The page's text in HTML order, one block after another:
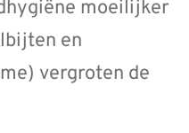
moeilijker
en
vergroten de